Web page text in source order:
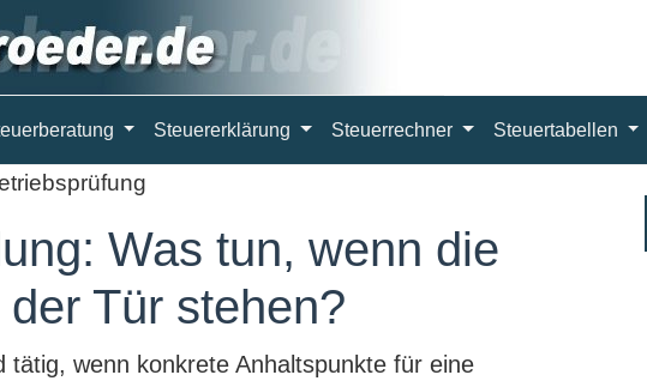
Steuererklärung Steuerrechner Steuertabellen
Was tun, wenn die
Tür stehen?
tätig, wenn konkrete Anhaltspunkte für eine